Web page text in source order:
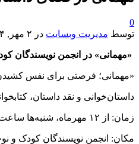
0
توسط مدیریت وبسایت در ۲ مهر, ۱۴۰۴
«مهمانی» در انجمن نویسندگان
«مهمانی؛ فرصتی برای نفس
داستان‌خوانی و نقد داستان،
زمان: از ۱۲ مهرماه، شنبه‌ها ساعت ۱۶ تا ۱۸
مکان: انجمن نویسندگان کودک و